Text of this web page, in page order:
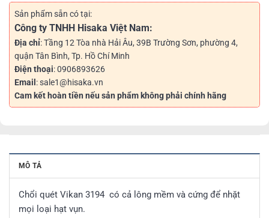
Sản phẩm sẵn có tại:
Công ty TNHH Hisaka Việt Nam:
Địa chỉ: Tầng 12 Tòa nhà Hải Âu, 39B Trường Sơn, phường 4,
quận Tân Bình, Tp. Hồ Chí Minh
Điện thoại: 0906893626
Email : sale1@hisaka.vn
Cam kết hoàn tiền nếu sản phẩm không phải chính hãng
MÔ TẢ
Chổi quét Vikan 3194 có cả lông mềm và cứng để nhặt
mọi loại hạt vụn.